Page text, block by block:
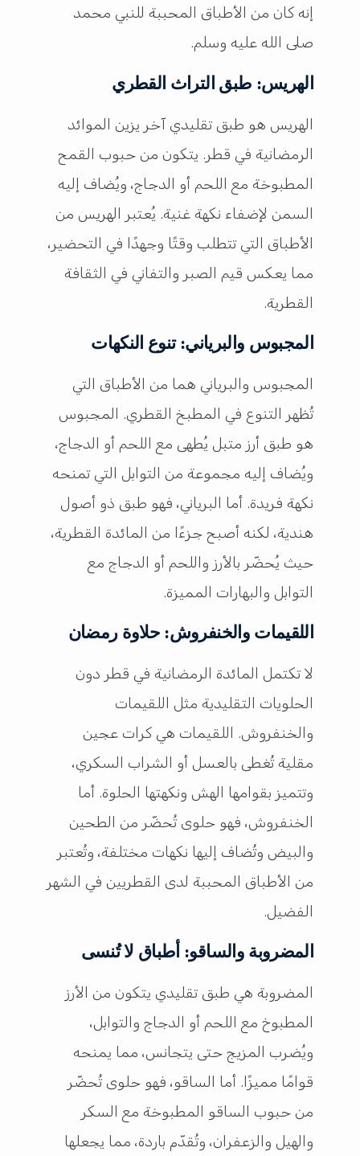
إنه كان من الأطباق المحببة للنبي محمد
صلى الله عليه وسلم.
الهريس: طبق التراث القطري
الهريس هو طبق تقليدي آخر يزين الموائد
الرمضانية في قطر. يتكون من حبوب القمح
المطبوخة مع اللحم أو الدجاج، ويُضاف إليه
السمن لإضفاء نكهة غنية. يُعتبر الهريس من
الأطباق التي تتطلب وقتًا وجهدًا في التحضير،
مما يعكس قيم الصبر والتفاني في الثقافة
القطرية.
المجبوس والبرياني: تنوع النكهات
المجبوس والبرياني هما من الأطباق التي
تُظهر التنوع في المطبخ القطري. المجبوس
هو طبق أرز متبل يُطهى مع اللحم أو الدجاج،
ويُضاف إليه مجموعة من التوابل التي تمنحه
نكهة فريدة. أما البرياني، فهو طبق ذو أصول
هندية، لكنه أصبح جزءًا من المائدة القطرية،
حيث يُحضّر بالأرز واللحم أو الدجاج مع
التوابل والبهارات المميزة.
اللقيمات والخنفروش: حلاوة رمضان
لا تكتمل المائدة الرمضانية في قطر دون
الحلويات التقليدية مثل اللقيمات
والخنفروش. اللقيمات هي كرات عجين
مقلية تُغطى بالعسل أو الشراب السكري،
وتتميز بقوامها الهش ونكهتها الحلوة. أما
الخنفروش، فهو حلوى تُحضّر من الطحين
والبيض وتُضاف إليها نكهات مختلفة، وتُعتبر
من الأطباق المحببة لدى القطريين في الشهر
الفضيل.
المضروبة والساقو: أطباق لا تُنسى
المضروبة هي طبق تقليدي يتكون من الأرز
المطبوخ مع اللحم أو الدجاج والتوابل،
ويُضرب المزيج حتى يتجانس، مما يمنحه
قوامًا مميزًا. أما الساقو، فهو حلوى تُحضّر
من حبوب الساقو المطبوخة مع السكر
والهيل والزعفران، وتُقدّم باردة، مما يجعلها